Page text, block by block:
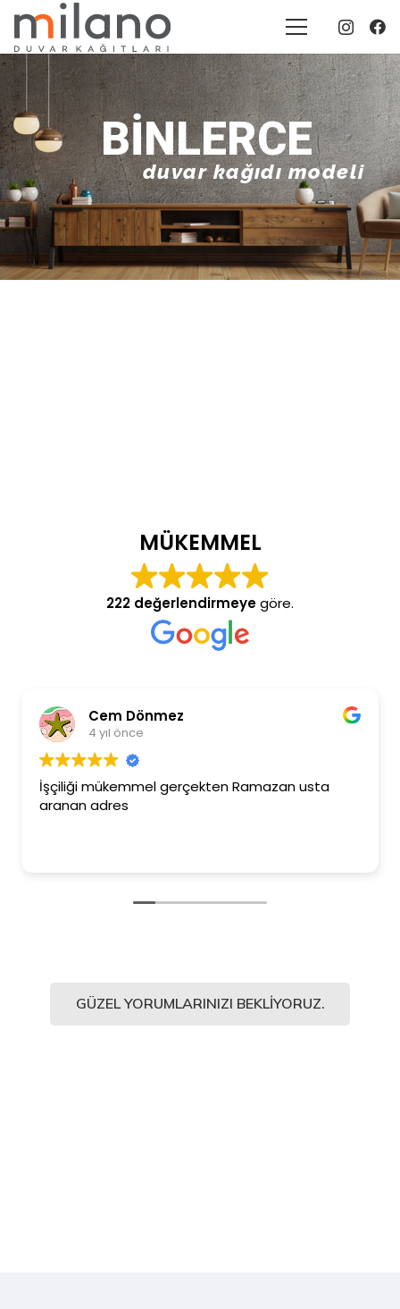
BINLERCE
duvar kağıdı modeli
MÜKEMMEL
222 değerlendirmeyegöre.
Cem Dönmez
4 yıl önce
İşçiliği mükemmel gerçekten Ramazan usta
aranan adres
GÜZEL YORUMLARINIZI BEKLIYORUZ.